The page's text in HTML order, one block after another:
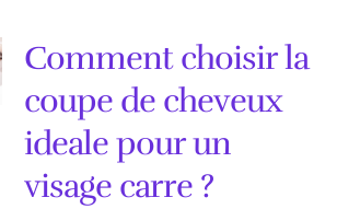
Comment choisir la
coupe de cheveux
ideale pour un
visage carre ?